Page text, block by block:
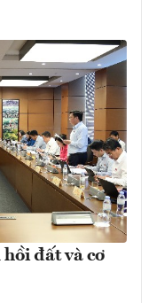
đất và cơ